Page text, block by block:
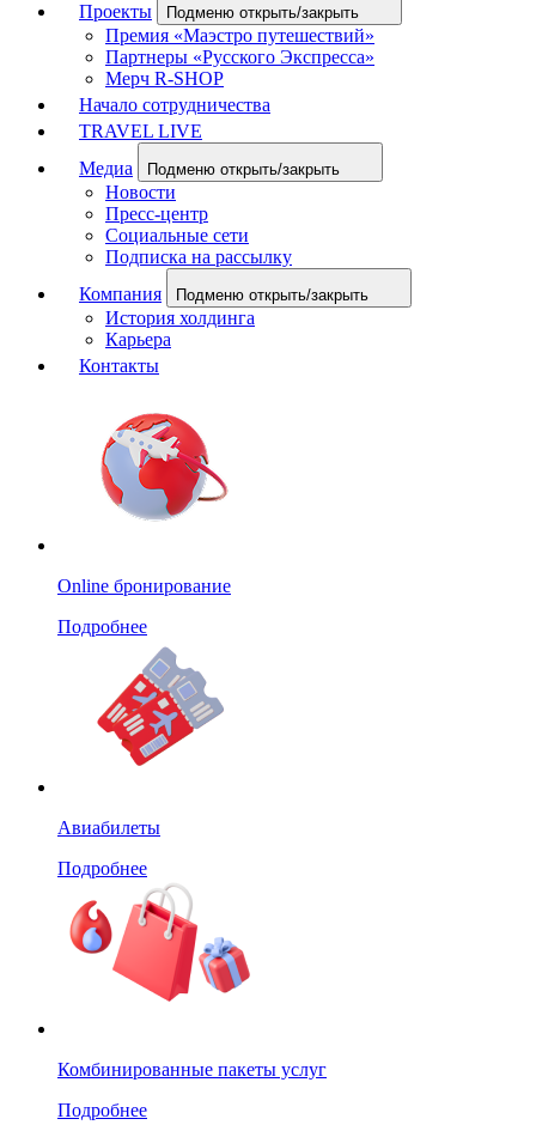
Проекты
Подменю открыть/закрыть
Премия «Маэстро путешествий»
Партнеры «Русского Экспресса»
Мерч R-SHOP
Начало сотрудничества
TRAVEL LIVE
Медиа
Подменю открыть/закрыть
Новости
Пресс-центр
Социальные сети
Подписка на рассылку
Компания
Подменю открыть/закрыть
История холдинга
Карьера
Контакты
Online бронирование
Подробнее
Авиабилеты
Подробнее
Комбинированные пакеты услуг
Подробнее